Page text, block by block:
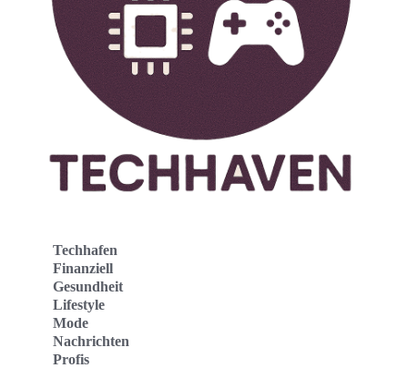
Techhafen
Finanziell
Gesundheit
Lifestyle
Mode
Nachrichten
Profis